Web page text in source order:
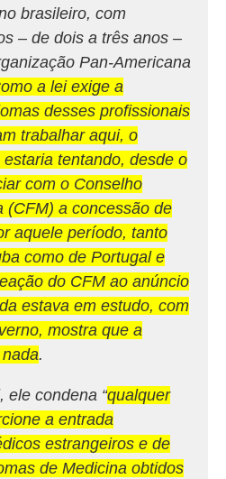
brasileiro, com
– de dois a três anos –
Pan-Americana
a lei exige a
desses profissionais
trabalhar aqui, o
tentando, desde o
com o Conselho
(CFM) a concessão de
aquele período, tanto
como de Portugal e
do CFM ao anúncio
estava em estudo, com
mostra que a
.
ele condena “qualquer
a entrada
estrangeiros e de
de Medicina obtidos